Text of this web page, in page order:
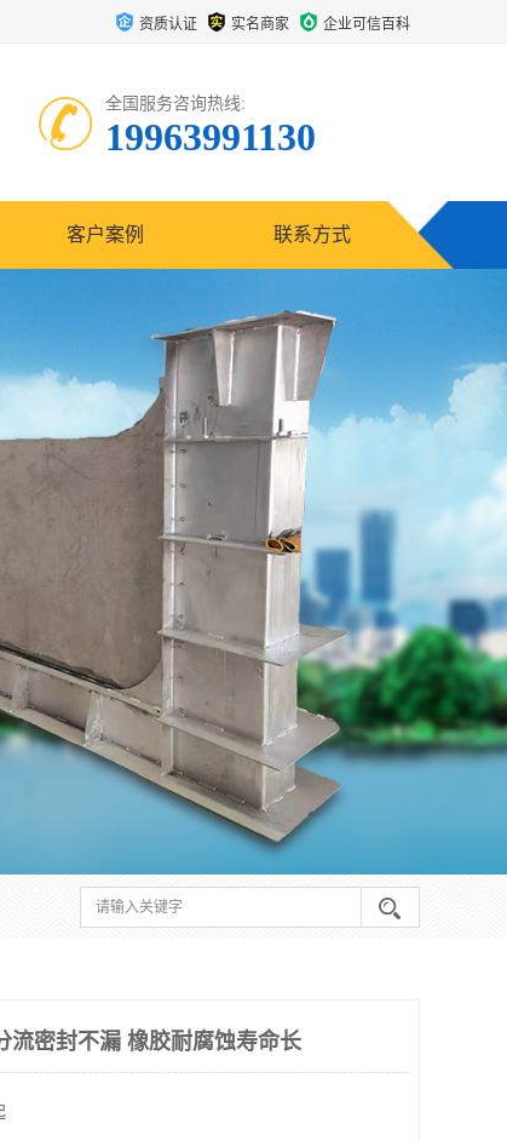
资质认证 实名商家 企业可信百科
全国服务咨询热线:
19963991130
客户案例 联系方式
流密封不漏 橡胶耐腐蚀寿命长